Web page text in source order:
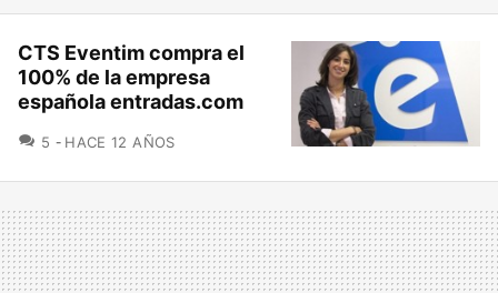
CTS Eventim compra el
100% de la empresa
española entradas.com
5 COMENTARIOS
HACE 12 AÑOS